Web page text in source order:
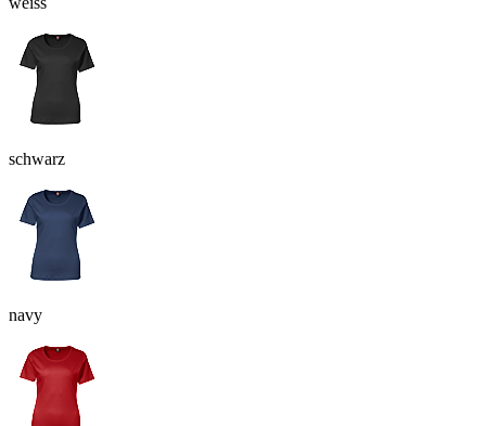
schwarz
navy